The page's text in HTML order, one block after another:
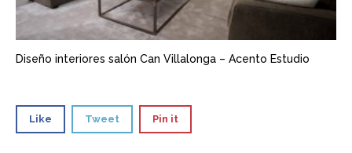
Diseño interiores salón Can Villalonga – Acento Estudio
Like Tweet Pin it